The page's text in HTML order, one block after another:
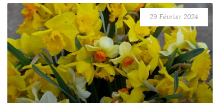
29 Février 2024